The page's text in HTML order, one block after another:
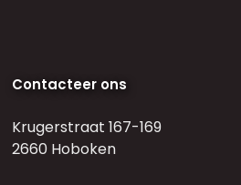
Contacteer ons
Krugerstraat 167-169
2660 Hoboken